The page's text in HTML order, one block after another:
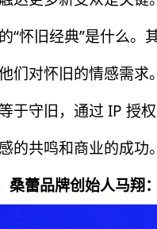
“怀旧经典”是什么
们对怀旧的情感需求
于守旧，通过 IP 授
的共鸣和商业的成功
桑蕾品牌创始人马翔